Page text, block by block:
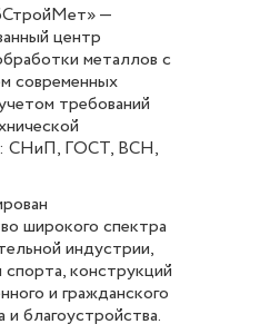
—
центр
металлов с
современных
требований
СНиП, ГОСТ, ВСН,
широкого спектра
индустрии,
конструкций
и гражданского
и благоустройства.